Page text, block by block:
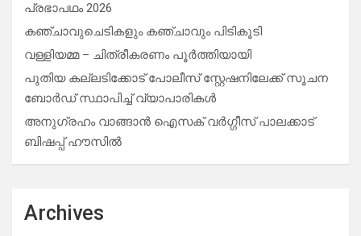
പ്രഭാപഥം 2026
കഞ്ചാവുചെടികളും കഞ്ചാവും പിടികൂടി
വള്ളിയമ്മ – ചിത്രീകരണം പൂർത്തിയായി
പുതിയ കല്ലടിക്കോട് പോലീസ് സ്റ്റേഷനിലേക്ക് സൂചന
ബോർഡ് സ്ഥാപിച്ച് വ്യാപാരികൾ
അനുഗ്രഹം വാങ്ങാൻ ഐസക് വര്‍ഗ്ഗീസ് പാലക്കാട്
ബിഷപ്പ് ഹൗസില്‍
Archives